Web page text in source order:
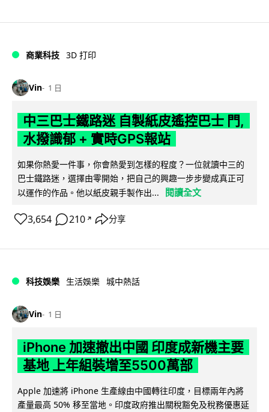
商業科技 3D 打印
Vin 1 日
中三巴士鐵路迷 自製紙皮遙控巴士 門,
水撥識郁 + 實時GPS報站
如果你熱愛一件事，你會熱愛到怎樣的程度？一位就讀中三的
巴士鐵路迷，選擇由零開始，把自己的興趣一步步變成真正可
以運作的作品。他以紙皮親手製作出...
閱讀全文
3,654 210 ↗ 分享
科技娛樂 生活娛樂 城中熱話
Vin 1 日
iPhone 加速撤出中國 印度成新機主要
基地 上年組裝增至5500萬部
Apple 加速將 iPhone 生產線由中國轉往印度，目標兩年內將
產量最高 50% 移至當地。印度政府推出關稅豁免及稅務優惠延